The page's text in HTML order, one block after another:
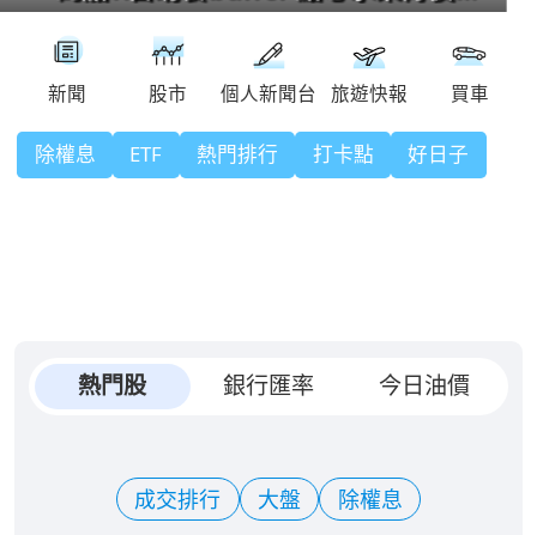
到飽
除權息 ETF 熱門排行 打卡點 好日子
熱門股 銀行匯率 今日油價
成交排行 大盤 除權息